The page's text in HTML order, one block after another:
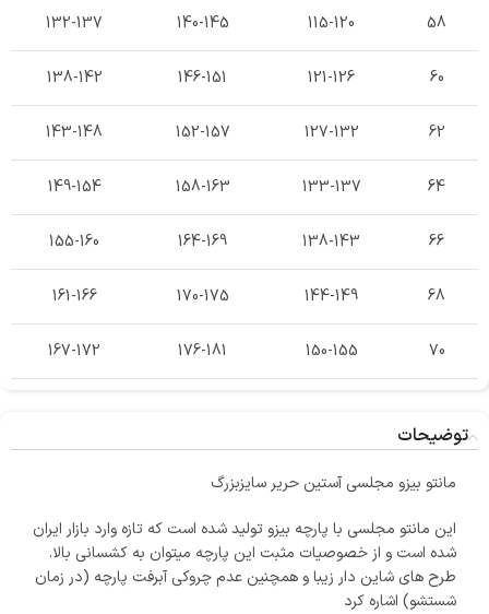
58
115-120
140-145
132-137
60
121-126
146-151
138-142
62
127-132
152-157
143-148
64
133-137
158-163
149-154
66
138-143
164-169
155-160
68
144-149
170-175
161-166
70
150-155
176-181
167-172
توضیحات
مانتو بیزو مجلسی آستین حریر سایزبزرگ
این مانتو مجلسی با پارچه بیزو تولید شده است که تازه وارد بازار ایران
شده است و از خصوصیات مثبت این پارچه میتوان به کشسانی بالا.
طرح های شاین دار زیبا و همچنین عدم چروکی آبرفت پارچه (در زمان
شستشو) اشاره کرد